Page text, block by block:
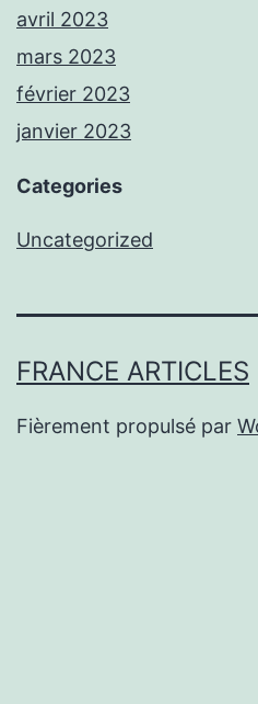
avril 2023
mars 2023
février 2023
janvier 2023
Categories
Uncategorized
FRANCE ARTICLES
Fièrement propulsé par